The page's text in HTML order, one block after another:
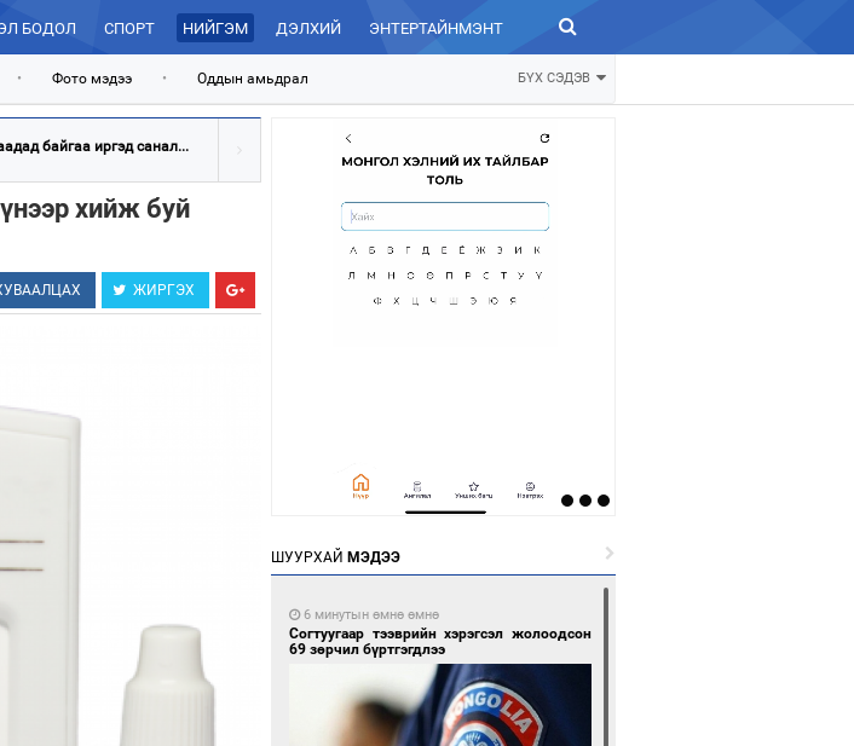
БОДОЛ СПОРТ НИЙГЭМ ДЭЛХИЙ ЭНТЕРТАЙНМЭНТ ЗУРХАЙ
• Фото мэдээ • Оддын амьдрал БҮХ СЭДЭВ
байгаа иргэд санал...
хийж буй
ЖИРГЭХ
ШУУРХАЙ МЭДЭЭ
6 минутын өмнө өмнө
Согтуугаар тээврийн хэрэгсэл жолоодсон
69 зөрчил бүртгэгдлээ